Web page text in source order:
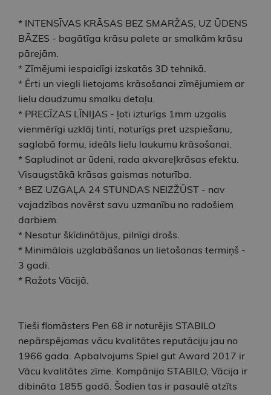
* INTENSĪVAS KRĀSAS BEZ SMARŽAS, UZ ŪDENS
BĀZES - bagātīga krāsu palete ar smalkām krāsu
pārejām.
* Zīmējumi iespaidīgi izskatās 3D tehnikā.
* Ērti un viegli lietojams krāsošanai zīmējumiem ar
lielu daudzumu smalku detaļu.
* PRECĪZAS LĪNIJAS - ļoti izturīgs 1mm uzgalis
vienmērīgi uzklāj tinti, noturīgs pret uzspiešanu,
saglabā formu, ideāls lielu laukumu krāsošanai.
* Sapludinot ar ūdeni, rada akvareļkrāsas efektu.
Visaugstākā krāsas gaismas noturība.
* BEZ UZGAĻA 24 STUNDAS NEIZŽŪST - nav
vajadzības novērst savu uzmanību no radošiem
darbiem.
* Nesatur škīdinātājus, pilnīgi drošs.
* Minimālais uzglabāšanas un lietošanas termiņš -
3 gadi.
* Ražots Vācijā.
Tieši flomāsters Pen 68 ir noturējis STABILO
nepārspējamas vācu kvalitātes reputāciju jau no
1966 gada. Apbalvojums Spiel gut Award 2017 ir
Vācu kvalitātes zīme. Kompānija STABILO, Vācija ir
dibināta 1855 gadā. Šodien tas ir pasaulē atzīts